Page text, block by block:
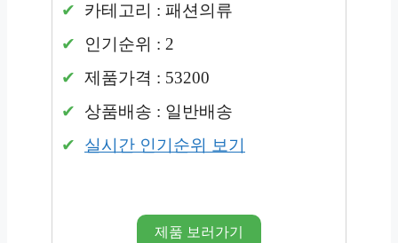
카테고리 : 패션의류
인기순위 : 2
제품가격 : 53200
상품배송 : 일반배송
실시간 인기순위 보기
제품 보러가기